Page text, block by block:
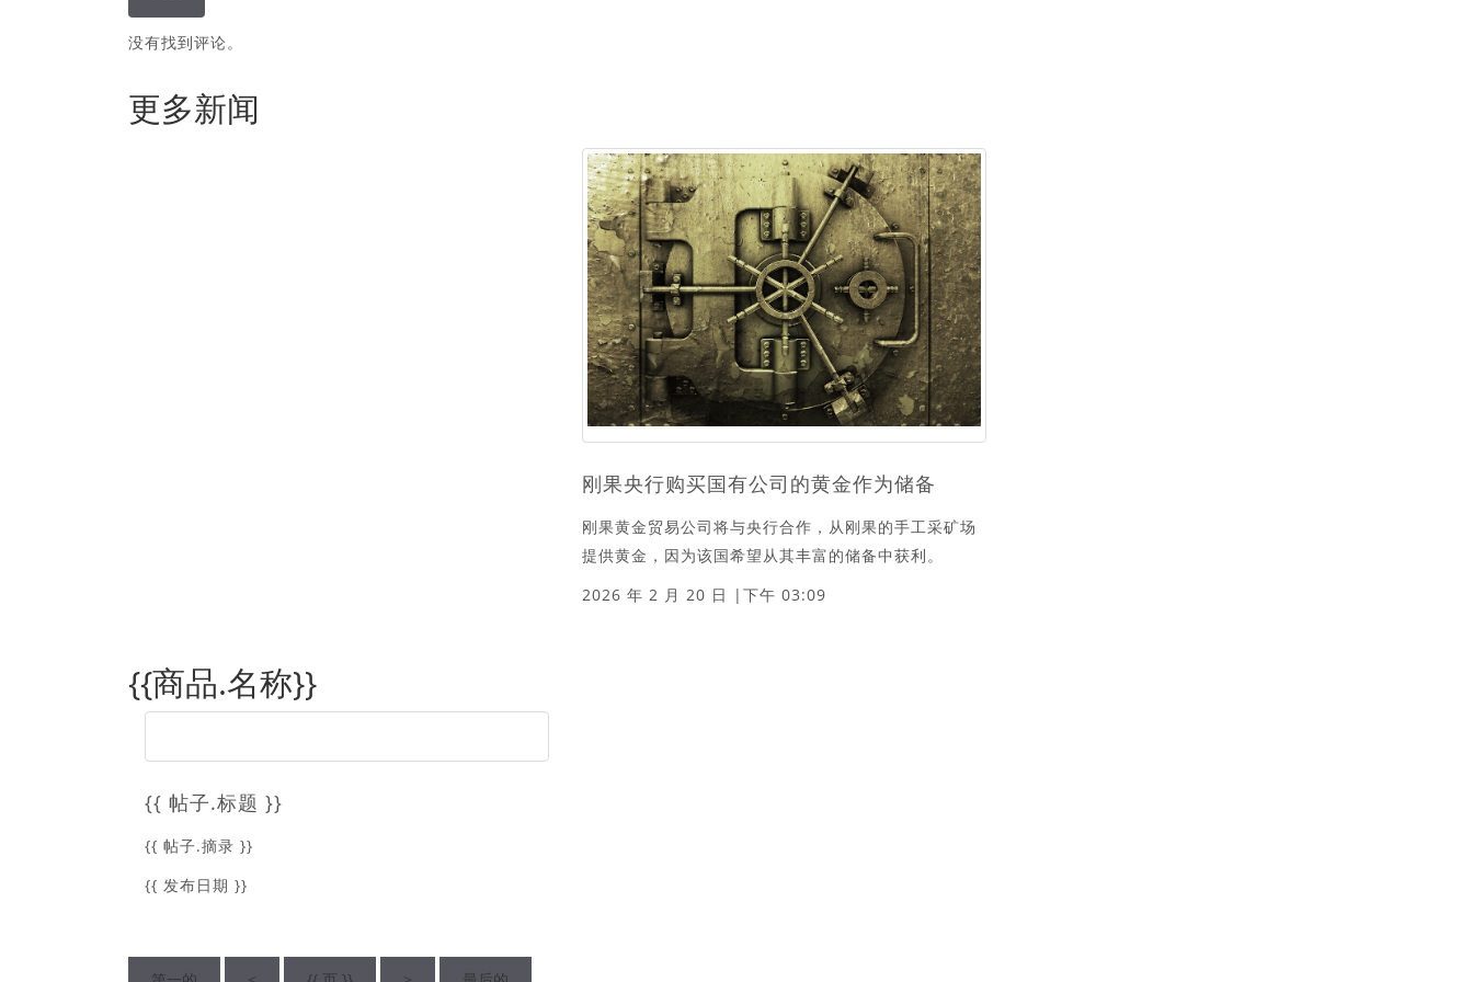
没有找到评论。
更多新闻
刚果央行购买国有公司的黄金作为储备
刚果黄金贸易公司将与央行合作，从刚果的手工采矿场
提供黄金，因为该国希望从其丰富的储备中获利。
2026 年 2 月 20 日 |下午 03:09
{{商品.名称}}
{{ 帖子.标题 }}
{{ 帖子.摘录 }}
{{ 发布日期 }}